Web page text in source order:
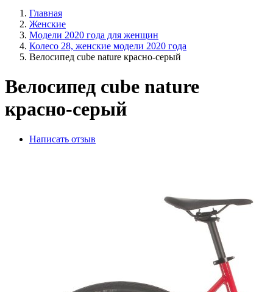
Главная
Женскиe
Модели 2020 года для женщин
Колесо 28, женские модели 2020 года
Велосипед cube nature красно-серый
Велосипед cube nature
красно-серый
Написать отзыв